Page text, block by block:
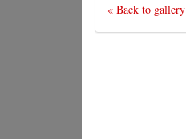
« Back to gallery